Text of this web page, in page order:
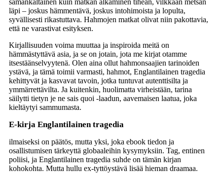
läpi – joskus hämmentävä, joskus intohimoista ja lopulta,
syvällisesti rikastuttava. Hahmojen matkat olivat niin pakottavia,
että ne varastivat esityksen.
Kirjallisuuden voima muuttaa ja inspiroida meitä on
hämmästyttävä asia, ja se on jotain, jota me kirjat otamme
itsestäänselvyytenä. Olen aina ollut hahmonsaajien tarinoiden
ystävä, ja tämä toimii varmasti, hahmot, Englantilainen tragedia
kehittyvät ja kasvavat tavoin, jotka tuntuvat autenttisilta ja
ymmärrettävilta. Ja kuitenkin, huolimatta virheistään, tarina
säilytti tietyn je ne sais quoi -laadun, aavemaisen laatua, joka
kieltäytyi sammumasta.
E-kirja Englantilainen tragedia
ilmaiseksi on päätös, mutta yksi, joka ebook tiedon ja
osallistumisen tärkeyttä globaaleihin kysymyksiin. Tag, entinen
poliisi, ja Englantilainen tragedia suhde on tämän kirjan
kohokohta. Mutta hullu ex-tyttöystävä lisää hieman draamaa.